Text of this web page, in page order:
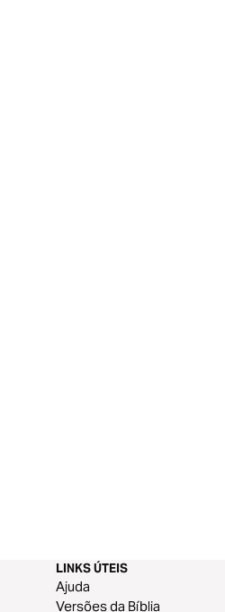
LINKS ÚTEIS
Ajuda
Versões da Bíblia